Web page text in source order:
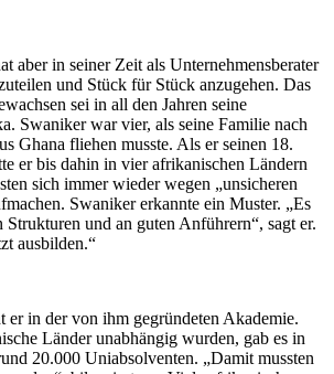
aber in seiner Zeit als Unternehmensberater
und Stück für Stück anzugehen. Das
sei in all den Jahren seine
Swaniker war vier, als seine Familie nach
Ghana fliehen musste. Als er seinen 18.
er bis dahin in vier afrikanischen Ländern
sich immer wieder wegen „unsicheren
Swaniker erkannte ein Muster. „Es
Strukturen und an guten Anführern“, sagt er.
ausbilden.“
in der von ihm gegründeten Akademie.
Länder unabhängig wurden, gab es in
20.000 Uniabsolventen. „Damit mussten